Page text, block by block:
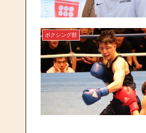
ボクシング部